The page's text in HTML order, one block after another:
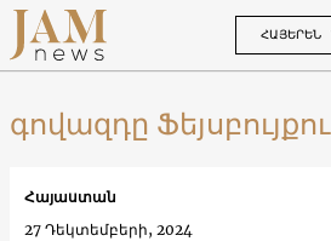
ՀԱՅԵՐԵՆ
գովազդը
Հայաստան
27 Դեկտեմբերի, 2024